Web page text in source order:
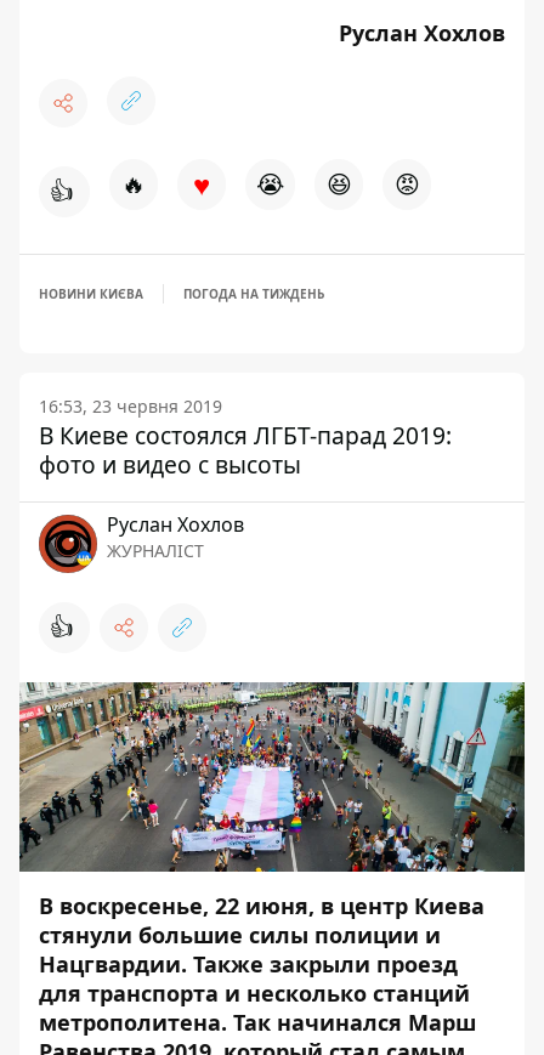
Руслан Хохлов
👍 🔥 ♥ 😭 😆 😡
НОВИНИ КИЄВА ПОГОДА НА ТИЖДЕНЬ
16:53, 23 червня 2019
В Киеве состоялся ЛГБТ-парад 2019:
фото и видео с высоты
Руслан Хохлов
ЖУРНАЛІСТ
👍
В воскресенье, 22 июня, в центр Киева
стянули большие силы полиции и
Нацгвардии. Также закрыли проезд
для транспорта и несколько станций
метрополитена. Так начинался Марш